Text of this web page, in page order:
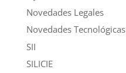
Novedades Legales
Novedades Tecnológicas
SII
SILICIE